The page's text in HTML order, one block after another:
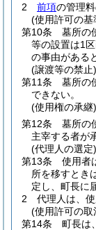
2
前項の管理
(使用許可の基
第10条
墓所の
等の設置は1
の事由がある
(譲渡等の禁止)
第11条
墓所の
できない。
(使用権の承継)
第12条
墓所の
主宰する者が
(代理人の選定)
第13条
使用者
所を移すとき
定し、町長に
2
代理人は、
(使用許可の取
第14条
町長は